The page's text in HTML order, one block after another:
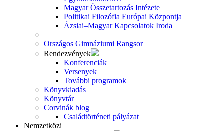
Magyar Összetartozás Intézete
Politikai Filozófia Európai Központja
Ázsiai–Magyar Kapcsolatok Iroda
Országos Gimnáziumi Rangsor
Rendezvények
Konferenciák
Versenyek
További programok
Könyvkiadás
Könyvtár
Corvinák blog
Családtörténeti pályázat
Nemzetközi